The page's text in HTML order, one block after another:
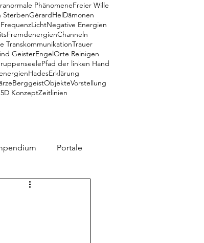
PhänomeneFreier Wille
SterbenGérardHelDämonen
FrequenzLichtNegative Energien
FremdenergienChanneln
TranskommunikationTrauer
GeisterEngelOrte Reinigen
Pfad der linken Hand
HadesErklärung
BerggeistObjekteVorstellung
5D KonzeptZeitlinien
Portale
Zeitlinien